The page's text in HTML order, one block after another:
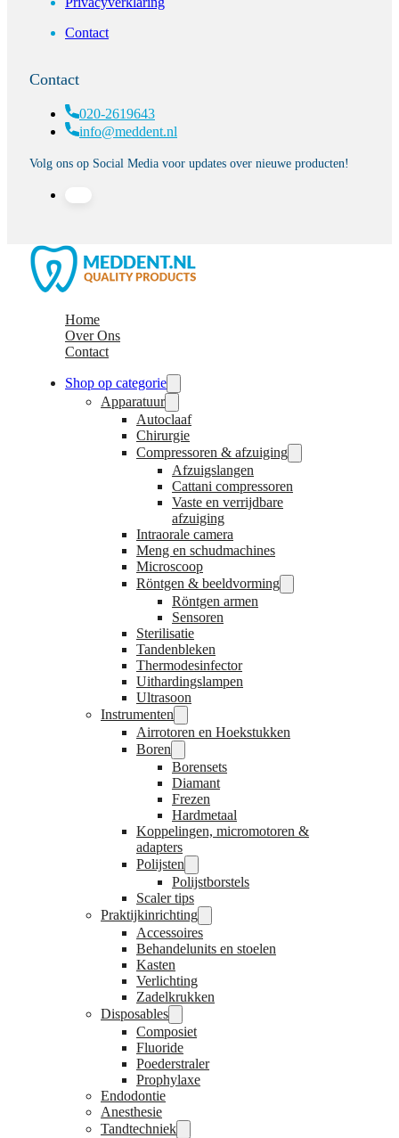
Contact
Contact
020-2619643
info@meddent.nl
Volg ons op Social Media voor updates over nieuwe producten!
Home
Over Ons
Contact
Shop op categorie
Apparatuur
Autoclaaf
Chirurgie
Compressoren & afzuiging
Afzuigslangen
Cattani compressoren
Vaste en verrijdbare
afzuiging
Intraorale camera
Meng en schudmachines
Microscoop
Röntgen & beeldvorming
Röntgen armen
Sensoren
Sterilisatie
Tandenbleken
Thermodesinfector
Uithardingslampen
Ultrasoon
Instrumenten
Airrotoren en Hoekstukken
Boren
Borensets
Diamant
Frezen
Hardmetaal
Koppelingen, micromotoren &
adapters
Polijsten
Polijstborstels
Scaler tips
Praktijkinrichting
Accessoires
Behandelunits en stoelen
Kasten
Verlichting
Zadelkrukken
Disposables
Composiet
Fluoride
Poederstraler
Prophylaxe
Endodontie
Anesthesie
Tandtechniek